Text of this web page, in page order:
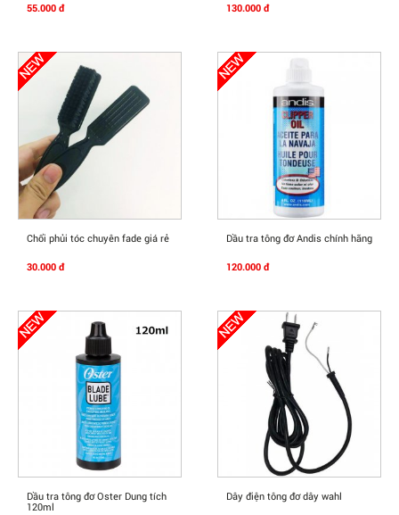
55.000 đ
130.000 đ
Mua Ngay
Chổi phủi tóc chuyên fade giá rẻ
30.000 đ
Mua Ngay
Dầu tra tông đơ Andis chính hãng
120.000 đ
Mua Ngay
Dầu tra tông đơ Oster Dung tích
120ml
Mua Ngay
Dây điện tông đơ dây wahl